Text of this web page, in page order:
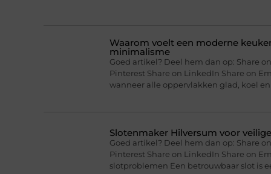
Waarom voelt een moderne
minimalisme
Goed artikel? Deel hem dan op: Share
Pinterest Share on LinkedIn Share on
wanneer alle oppervlakken glad, koel
Slotenmaker Hilversum voor
Goed artikel? Deel hem dan op: Share
Pinterest Share on LinkedIn Share on
slotproblemen Een betrouwbaar slot is